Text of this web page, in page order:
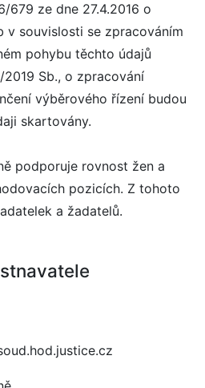
679 ze dne 27.4.2016 o
v souvislosti se zpracováním
pohybu těchto údajů
2019 Sb., o zpracování
výběrového řízení budou
skartovány.
podporuje rovnost žen a
pozicích. Z tohoto
a žadatelů.